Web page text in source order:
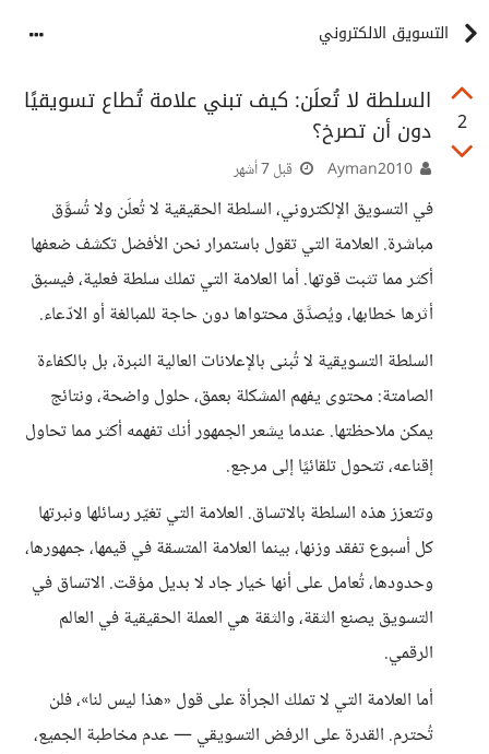
التسويق الالكتروني
2
السلطة لا تُعلَن: كيف تبني علامة تُطاع تسويقيًا
دون أن تصرخ؟
قبل 7 أشهر
في التسويق الإلكتروني، السلطة الحقيقية لا تُعلَن ولا تُسوَّق
مباشرة. العلامة التي تقول باستمرار نحن الأفضل تكشف ضعفها
أكثر مما تثبت قوتها. أما العلامة التي تملك سلطة فعلية، فيسبق
أثرها خطابها، ويُصدَّق محتواها دون حاجة للمبالغة أو الادّعاء.
السلطة التسويقية لا تُبنى بالإعلانات العالية النبرة، بل بالكفاءة
الصامتة: محتوى يفهم المشكلة بعمق، حلول واضحة، ونتائج
يمكن ملاحظتها. عندما يشعر الجمهور أنك تفهمه أكثر مما تحاول
إقناعه، تتحول تلقائيًا إلى مرجع.
وتتعزز هذه السلطة بالاتساق. العلامة التي تغيّر رسائلها ونبرتها
كل أسبوع تفقد وزنها، بينما العلامة المتسقة في قيمها، جمهورها،
وحدودها، تُعامل على أنها خيار جاد لا بديل مؤقت. الاتساق في
التسويق يصنع الثقة، والثقة هي العملة الحقيقية في العالم
الرقمي.
أما العلامة التي لا تملك الجرأة على قول «هذا ليس لنا»، فلن
تُحترم. القدرة على الرفض التسويقي — عدم مخاطبة الجميع،